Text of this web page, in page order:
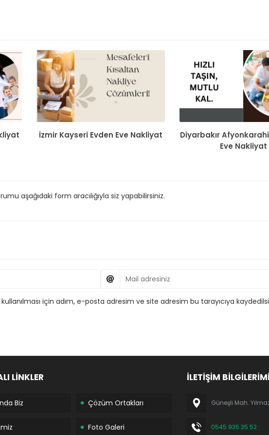
İzmir Kayseri Evden Eve Nakliyat
Diyarbakır
Eve Nakliyat
aşağıdaki form aracılığıyla siz yapabilirsiniz.
için adım, e-posta adresim ve site adresim bu tarayıcıya
LİNKLER
Biz Çözüm Ortakları
Foto Galeri
İLETİŞİM
Güneşli Mah.
0545 935 35 52